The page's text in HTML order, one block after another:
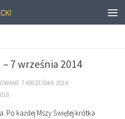
7 września 2014
7 WRZEŚNIA 2014·
Po każdej Mszy Świętej krótka